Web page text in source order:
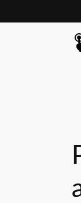
saturu